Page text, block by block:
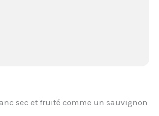
sec et fruité comme un sauvignon